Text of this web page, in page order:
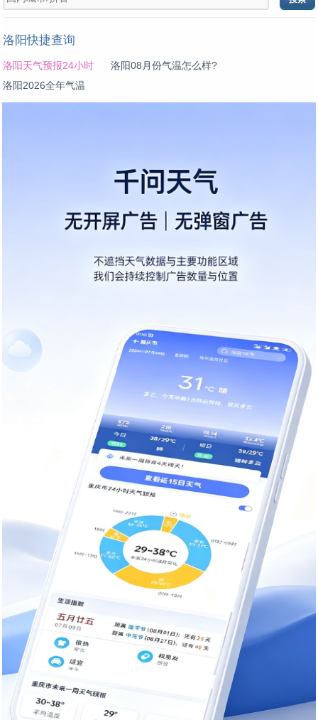
洛阳快捷查询
洛阳天气预报24小时
洛阳08月份气温怎么样?
洛阳2026全年气温